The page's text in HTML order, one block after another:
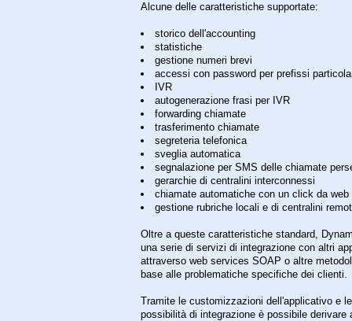
Alcune delle caratteristiche supportate:
storico dell'accounting
statistiche
gestione numeri brevi
accessi con password per prefissi
IVR
autogenerazione frasi per IVR
forwarding chiamate
trasferimento chiamate
segreteria telefonica
sveglia automatica
segnalazione per SMS delle chiamate
gerarchie di centralini interconnessi
chiamate automatiche con un click da web
gestione rubriche locali e di centralini
Oltre a queste caratteristiche standard,
una serie di servizi di integrazione con altri
attraverso web services SOAP o altre
base alle problematiche specifiche dei clienti.
Tramite le customizzazioni dell'applicativo e
possibilità di integrazione è possibile derivare